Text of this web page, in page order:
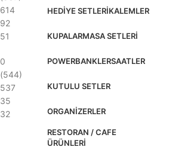
614
92
51
0
(544)
537
35
32
HEDIYE SETLERIKALEMLER
KUPALARMASA SETLERI
POWERBANKLERSAATLER
KUTULU SETLER
ORGANIZERLER
RESTORAN / CAFE
ÜRÜNLERI